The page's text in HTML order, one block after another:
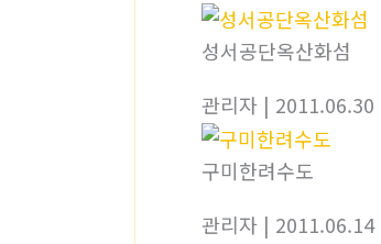
성서공단옥산화섬
관리자 | 2011.06.30
구미한려수도
관리자 | 2011.06.14